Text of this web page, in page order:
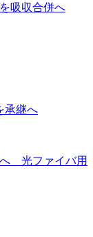
吸収合併へ
承継へ
へ 光ファイバ用